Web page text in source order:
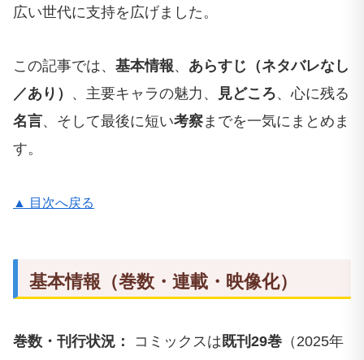
広い世代に支持を広げました。
この記事では、 基本情報、 あらすじ（ネタバレなし
／あり） 、主要キャラの魅力、 見どころ、心に残る
名言、そして最後に短い考察 までを一気にまとめま
す。
▲ 目次へ戻る
基本情報（巻数・連載・映像化）
巻数・刊行状況： コミックスは 既刊29巻 （2025年